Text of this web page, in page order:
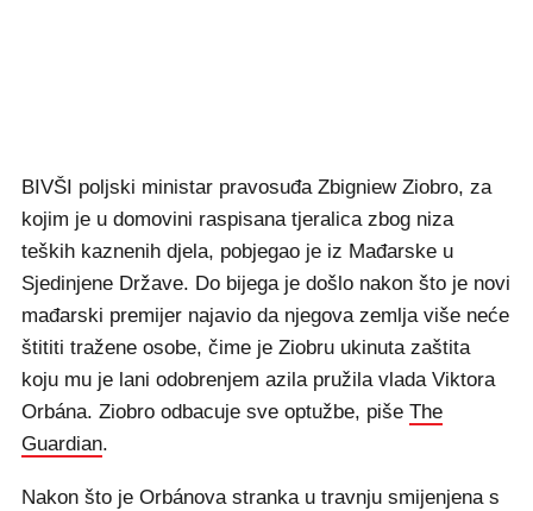
BIVŠI poljski ministar pravosuđa Zbigniew Ziobro, za
kojim je u domovini raspisana tjeralica zbog niza
teških kaznenih djela, pobjegao je iz Mađarske u
Sjedinjene Države. Do bijega je došlo nakon što je novi
mađarski premijer najavio da njegova zemlja više neće
štititi tražene osobe, čime je Ziobru ukinuta zaštita
koju mu je lani odobrenjem azila pružila vlada Viktora
Orbána. Ziobro odbacuje sve optužbe, piše The
Guardian.
Nakon što je Orbánova stranka u travnju smijenjena s